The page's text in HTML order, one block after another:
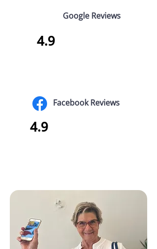
Google Reviews
4.9
Facebook Reviews
4.9